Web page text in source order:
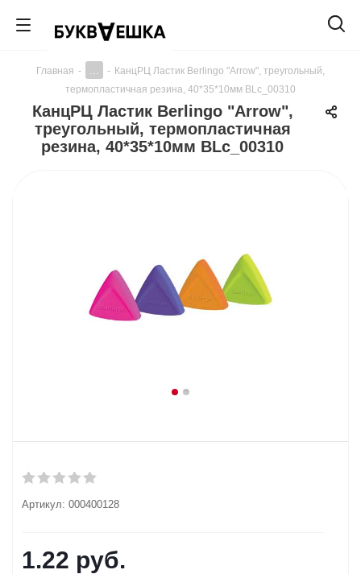
Главная - - КанцРЦ Ластик Berlingo "Arrow", треугольный,
термопластичная резина, 40*35*10мм BLc_00310
КанцРЦ Ластик Berlingo "Arrow",
треугольный, термопластичная
резина, 40*35*10мм BLc_00310
Артикул: 000400128
1.22 руб.